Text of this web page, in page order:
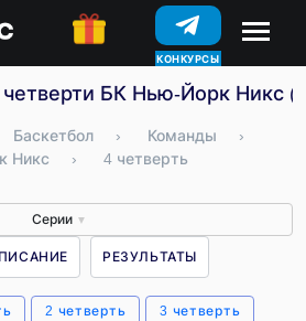
КОНКУРСЫ
четверти БК Нью-Йорк Никс
Баскетбол › Команды
›
Никс
› 4 четверть
Серии ▼
РЕЗУЛЬТАТЫ
2 четверть 3 четверть